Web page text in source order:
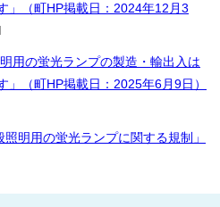
」（町HP掲載日：2024年12月3
用の蛍光ランプの製造・輸出入は
」（町HP掲載日：2025年6月9日）
明用の蛍光ランプに関する規制」